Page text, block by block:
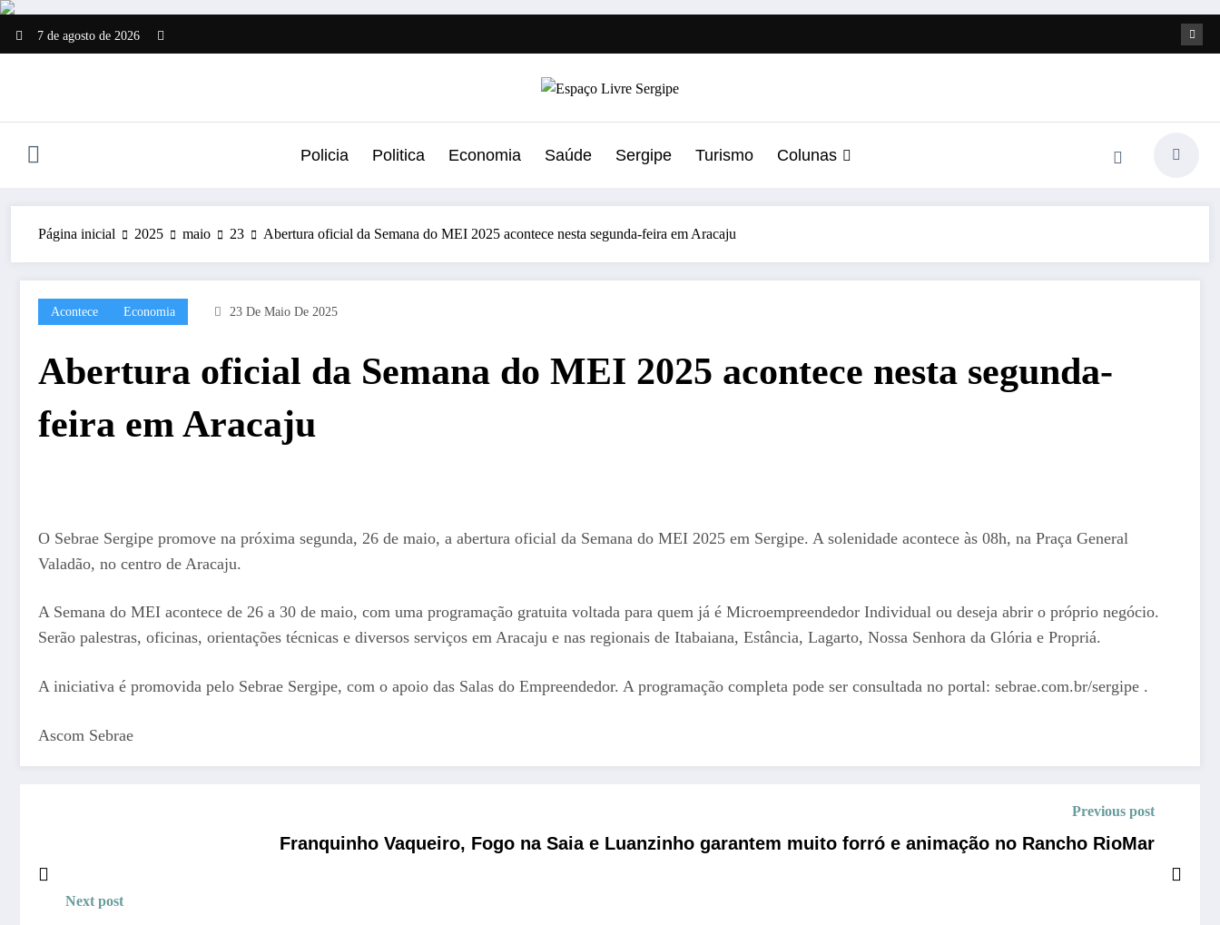
Pular
para
o
7 de agosto de 2026
Policia Politica Economia Saúde Sergipe Turismo Colunas
Página inicial 2025 maio 23 Abertura oficial da Semana do MEI 2025 acontece nesta segunda-feira em Aracaju
Acontece Economia 23 De Maio De 2025
Abertura oficial da Semana do MEI 2025 acontece nesta segunda-
feira em Aracaju
O Sebrae Sergipe promove na próxima segunda, 26 de maio, a abertura oficial da Semana do MEI 2025 em Sergipe. A solenidade acontece às 08h, na Praça General
Valadão, no centro de Aracaju.
A Semana do MEI acontece de 26 a 30 de maio, com uma programação gratuita voltada para quem já é Microempreendedor Individual ou deseja abrir o próprio negócio.
Serão palestras, oficinas, orientações técnicas e diversos serviços em Aracaju e nas regionais de Itabaiana, Estância, Lagarto, Nossa Senhora da Glória e Propriá.
A iniciativa é promovida pelo Sebrae Sergipe, com o apoio das Salas do Empreendedor. A programação completa pode ser consultada no portal: sebrae.com.br/sergipe .
Ascom Sebrae
Previous post
Franquinho Vaqueiro, Fogo na Saia e Luanzinho garantem muito forró e animação no Rancho RioMar
Next post